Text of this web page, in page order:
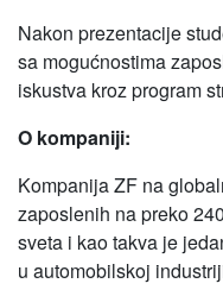
Nakon prezentacije
sa mogućnostima
iskustva kroz program
O kompaniji:
Kompanija ZF na
zaposlenih na preko
sveta i kao takva je
u automobilskoj